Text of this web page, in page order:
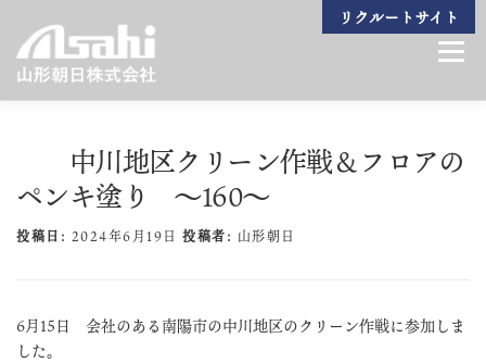
リクルートサイト
メニュ
ビジョン生産技術製造製品設備一覧組織紹介会社案内
中川地区クリーン作戦＆フロアの
ペンキ塗り ～160～
投稿日: 2024年6月19日 投稿者: 山形朝日
6月15日 会社のある南陽市の中川地区のクリーン作戦に参加しま
した。